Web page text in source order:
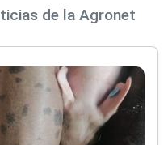
de la Agronet